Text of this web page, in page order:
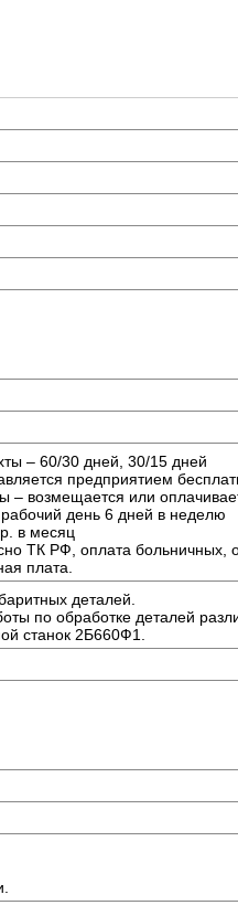
– 60/30 дней, 30/15 дней
предприятием
– возмещается или
день 6 дней в неделю
в месяц
ТК РФ, оплата больничных,
плата.
деталей.
по обработке деталей
станок 2Б660Ф1.